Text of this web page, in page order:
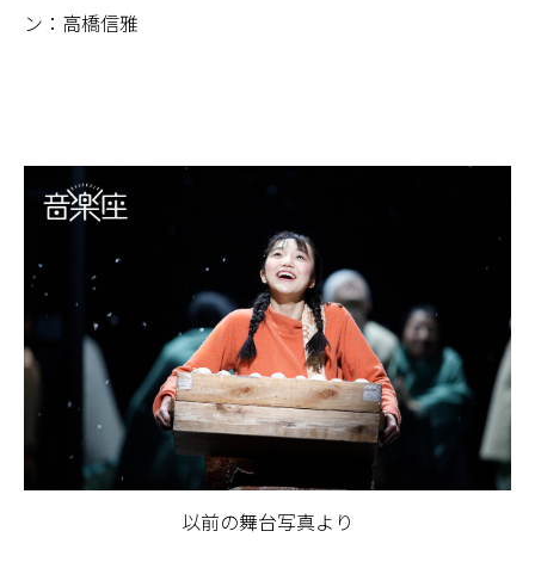
ン：高橋信雅
以前の舞台写真より